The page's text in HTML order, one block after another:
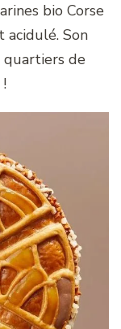
bio Corse
acidulé. Son
quartiers de